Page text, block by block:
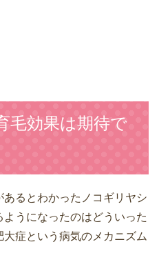
毛効果は期待で
るとわかったノコギリヤシ
うになったのはどういった
症という病気のメカニズム